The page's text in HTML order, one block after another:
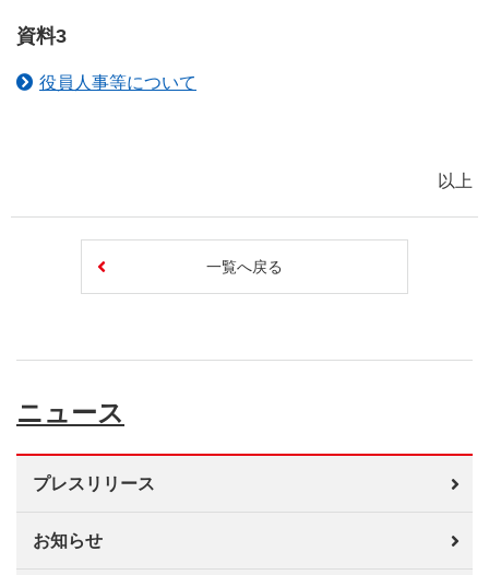
資料3
役員人事等について
以上
一覧へ戻る
ニュース
プレスリリース
お知らせ